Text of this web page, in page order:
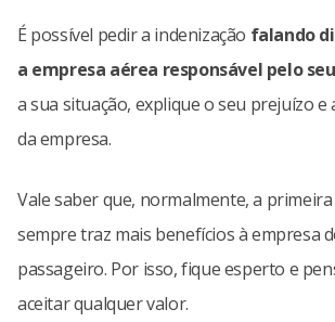
É possível pedir a indenização falando
a empresa aérea responsável pelo
a sua situação, explique o seu prejuízo e
da empresa.
Vale saber que, normalmente, a
sempre traz mais benefícios à empresa
passageiro. Por isso, fique esperto e
aceitar qualquer valor.